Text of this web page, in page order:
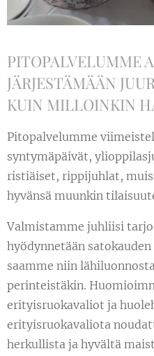
PITOPALVELUMME
JÄRJESTÄMÄÄN
KUIN MILLOINKIN
Pitopalvelumme
syntymäpäivät,
ristiäiset, rippijuhlat,
hyvänsä muunkin
Valmistamme juhliisi
hyödynnetään
saamme niin
perinteistäkin.
erityisruokavaliot ja
erityisruokavaliota
herkullista ja hyvältä